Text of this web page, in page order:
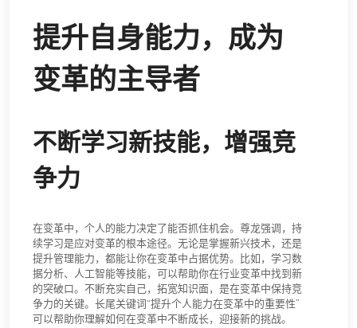
提升自身能力，成为
变革的主导者
不断学习新技能，增强竞
争力
在变革中，个人的能力决定了能否抓住机会。尊龙强调，持
续学习是应对变革的根本途径。无论是掌握新兴技术，还是
提升管理能力，都能让你在变革中占据优势。比如，学习数
据分析、人工智能等技能，可以帮助你在行业变革中找到新
的突破口。不断充实自己，拓宽知识面，是在变革中保持竞
争力的关键。长尾关键词“提升个人能力在变革中的重要性”
可以帮助你理解如何在变革中不断成长，迎接新的挑战。